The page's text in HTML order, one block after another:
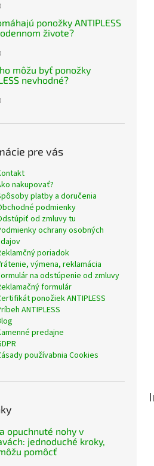
ponožky ANTIPLESS
živote?
môžu byť ponožky
nevhodné?
pre vás
nakupovať?
platby a doručenia
podmienky
od zmluvy tu
ochrany osobných
poriadok
výmena, reklamácia
na odstúpenie od zmluvy
formulár
ponožiek ANTIPLESS
ANTIPLESS
predajne
používabnia Cookies
opuchnuté nohy v
jednoduché kroky,
pomôcť